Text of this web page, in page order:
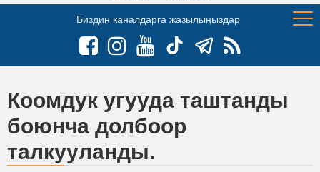
Биздин каналдарга жазылыңыздар
Коомдук угууда таштанды
боюнча долбоор
талкууланды.